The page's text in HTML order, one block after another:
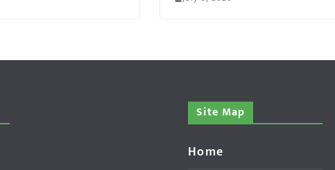
Site Map
Home